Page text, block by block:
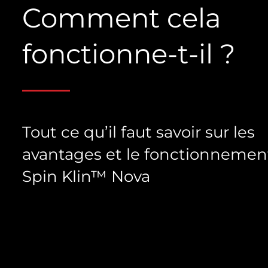
Comment cela
fonctionne-t-il ?
Tout ce qu’il faut savoir sur les
avantages et le
Spin Klin™ Nova